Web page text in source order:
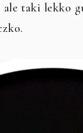
taki lekko